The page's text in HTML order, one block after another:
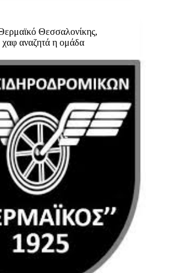
Θεσσαλονίκης,
χαφ αναζητά η ομάδα